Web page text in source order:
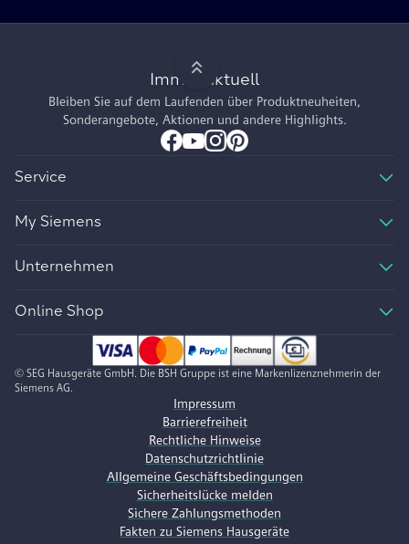
Immer aktuell
Bleiben Sie auf dem Laufenden über Produktneuheiten,
Sonderangebote, Aktionen und andere Highlights.
Service
My Siemens
Unternehmen
Online Shop
© SEG Hausgeräte GmbH. Die BSH Gruppe ist eine Markenlizenznehmerin der
Siemens AG.
Impressum
Barrierefreiheit
Rechtliche Hinweise
Datenschutzrichtlinie
Allgemeine Geschäftsbedingungen
Sicherheitslücke melden
Sichere Zahlungsmethoden
Fakten zu Siemens Hausgeräte